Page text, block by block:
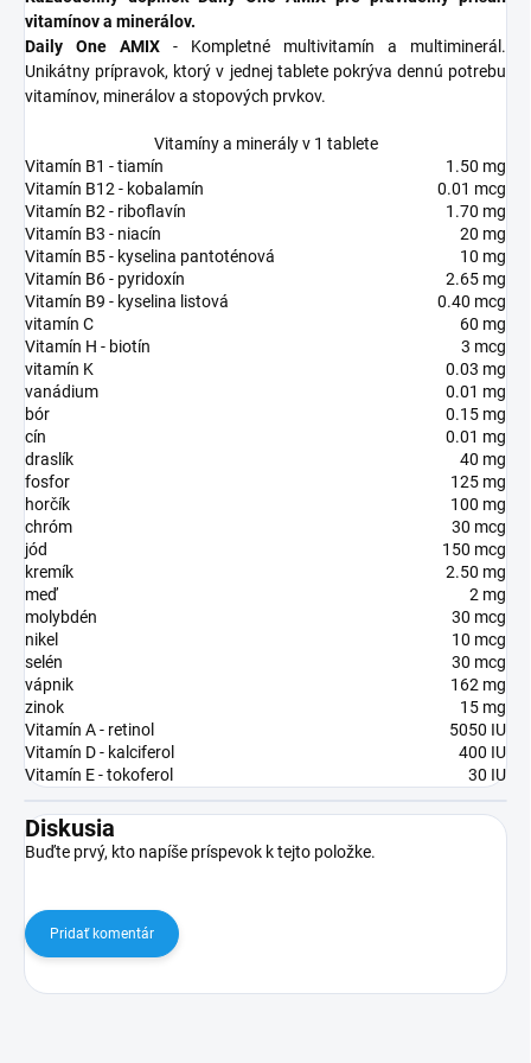
vitamínov a minerálov.
Daily One AMIX - Kompletné multivitamín a multiminerál.
Unikátny prípravok, ktorý v jednej tablete pokrýva dennú potrebu
vitamínov, minerálov a stopových prvkov.
Vitamíny a minerály v 1 tablete
Vitamín B1 - tiamín
1.50 mg
Vitamín B12 - kobalamín
0.01 mcg
Vitamín B2 - riboflavín
1.70 mg
Vitamín B3 - niacín
20 mg
Vitamín B5 - kyselina pantoténová
10 mg
Vitamín B6 - pyridoxín
2.65 mg
Vitamín B9 - kyselina listová
0.40 mcg
vitamín C
60 mg
Vitamín H - biotín
3 mcg
vitamín K
0.03 mg
vanádium
0.01 mg
bór
0.15 mg
cín
0.01 mg
draslík
40 mg
fosfor
125 mg
horčík
100 mg
chróm
30 mcg
jód
150 mcg
kremík
2.50 mg
meď
2 mg
molybdén
30 mcg
nikel
10 mcg
selén
30 mcg
vápnik
162 mg
zinok
15 mg
Vitamín A - retinol
5050 IU
Vitamín D - kalciferol
400 IU
Vitamín E - tokoferol
30 IU
Diskusia
Buďte prvý, kto napíše príspevok k tejto položke.
Pridať komentár